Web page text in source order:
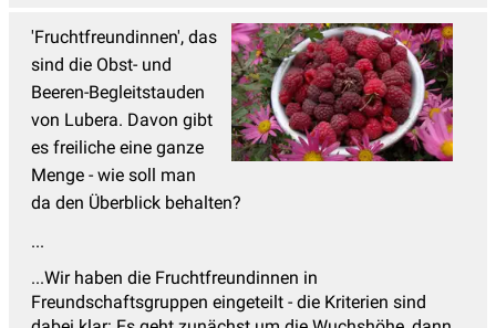
'Fruchtfreundinnen', das
sind die Obst- und
Beeren-Begleitstauden
von Lubera. Davon gibt
es freiliche eine ganze
Menge - wie soll man
da den Überblick behalten?
...
...Wir haben die Fruchtfreundinnen in
Freundschaftsgruppen eingeteilt - die Kriterien sind